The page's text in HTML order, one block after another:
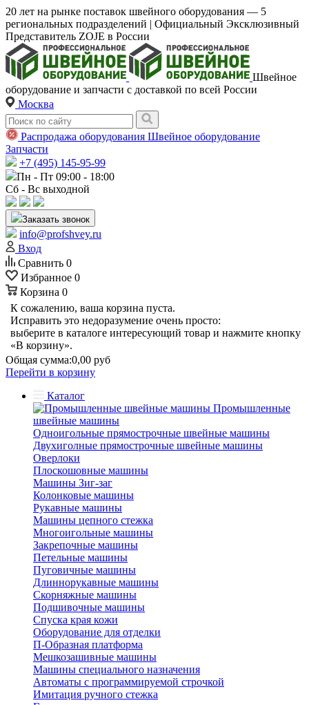
20 лет на рынке поставок швейного оборудования — 5
региональных подразделений | Официальный Эксклюзивный
Представитель ZOJE в России
Швейное
оборудование и запчасти с доставкой по всей России
Москва
Распродажа оборудования Швейное оборудование
Запчасти
+7 (495) 145-95-99
Пн - Пт 09:00 - 18:00
Сб - Вс выходной
Заказать звонок
info@profshvey.ru
Вход
Сравнить 0
Избранное 0
Корзина 0
К сожалению, ваша корзина пуста.
Исправить это недоразумение очень просто:
выберите в каталоге интересующий товар и нажмите кнопку
«В корзину».
Общая сумма:0,00 руб
Перейти в корзину
Каталог
Промышленные
швейные машины
Одноигольные прямострочные швейные машины
Двухиголные прямострочные швейные машины
Оверлоки
Плоскошовные машины
Машины Зиг-заг
Колонковые машины
Рукавные машины
Машины цепного стежка
Многоигольные машины
Закрепочные машины
Петельные машины
Пуговичные машины
Длиннорукавные машины
Скорняжные машины
Подшивочные машины
Спуска края кожи
Оборудование для отделки
П-Образная платформа
Мешкозашивные машины
Машины специального назначения
Автоматы с программируемой строчкой
Имитация ручного стежка